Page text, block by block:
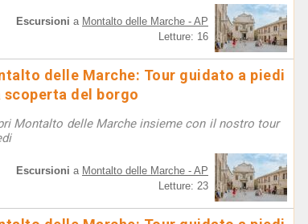
Escursioni a Montalto delle Marche - AP
Letture: 16
delle Marche: Tour guidato a piedi
scoperta del borgo
Montalto delle Marche insieme con il nostro tour
Escursioni a Montalto delle Marche - AP
Letture: 23